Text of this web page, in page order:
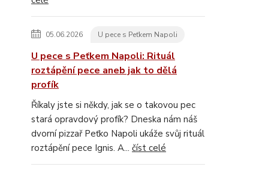
05.06.2026 U pece s Peťkem Napoli
U pece s Peťkem Napoli: Rituál
roztápění pece aneb jak to dělá
profík
Říkaly jste si někdy, jak se o takovou pec
stará opravdový profík? Dneska nám náš
dvorní pizzař Peťko Napoli ukáže svůj rituál
roztápění pece Ignis. A... číst celé